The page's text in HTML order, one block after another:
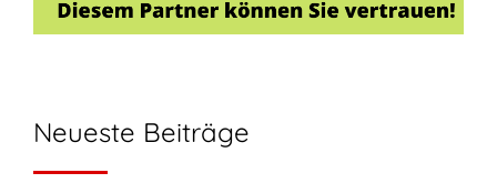
Neueste Beiträge